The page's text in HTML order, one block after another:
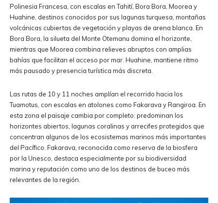
Polinesia Francesa, con escalas en Tahití, Bora Bora, Moorea y
Huahine, destinos conocidos por sus lagunas turquesa, montañas
volcánicas cubiertas de vegetación y playas de arena blanca. En
Bora Bora, la silueta del Monte Otemanu domina el horizonte,
mientras que Moorea combina relieves abruptos con amplias
bahías que facilitan el acceso por mar. Huahine, mantiene ritmo
más pausado y presencia turística más discreta.
Las rutas de 10 y 11 noches amplían el recorrido hacia los
Tuamotus, con escalas en atolones como Fakarava y Rangiroa. En
esta zona el paisaje cambia por completo: predominan los
horizontes abiertos, lagunas coralinas y arrecifes protegidos que
concentran algunos de los ecosistemas marinos más importantes
del Pacífico. Fakarava, reconocida como reserva de la biosfera
por la Unesco, destaca especialmente por su biodiversidad
marina y reputación como uno de los destinos de buceo más
relevantes de la región.